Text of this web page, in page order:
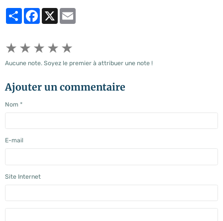
PartagerFacebook
X
★ ★ ★ ★ ★
Aucune note. Soyez le premier à attribuer une note !
Ajouter un commentaire
Nom
E-mail
Site Internet